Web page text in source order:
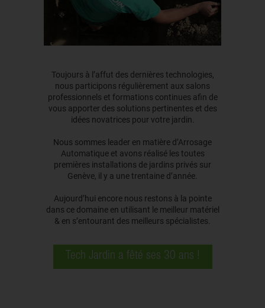
Toujours à l’affut des dernières technologies,
nous participons régulièrement aux salons
professionnels et formations continues afin de
vous apporter des solutions pertinentes et des
idées novatrices pour votre jardin.
Nous sommes leader en matière d’Arrosage
Automatique et avons réalisé les toutes
premières installations de jardins privés sur
Genève, il y a une trentaine d’année.
Aujourd’hui encore nous restons à la pointe
dans ce domaine en utilisant le meilleur matériel
& en s’entourant des meilleurs spécialistes.
Tech Jardin a fêté ses 30 ans !